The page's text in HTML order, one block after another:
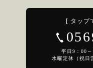
[ タップ
平日9：00
水曜定休（祝日